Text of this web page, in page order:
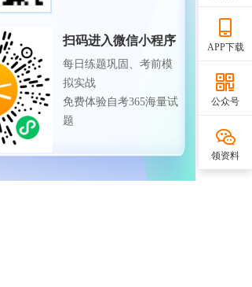
扫码进入微信小程序
每日练题巩固、考前模
拟实战
免费体验自考365海量试
题
APP下载
公众号
领资料